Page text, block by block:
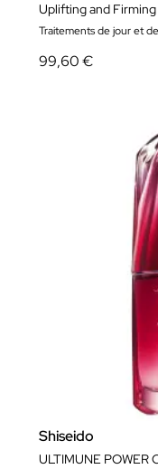
Uplifting and
Traitements de jour et
99,60 €
Shiseido
ULTIMUNE POWER